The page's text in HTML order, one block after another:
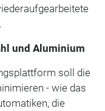
und Aluminium
soll die
- wie das
die